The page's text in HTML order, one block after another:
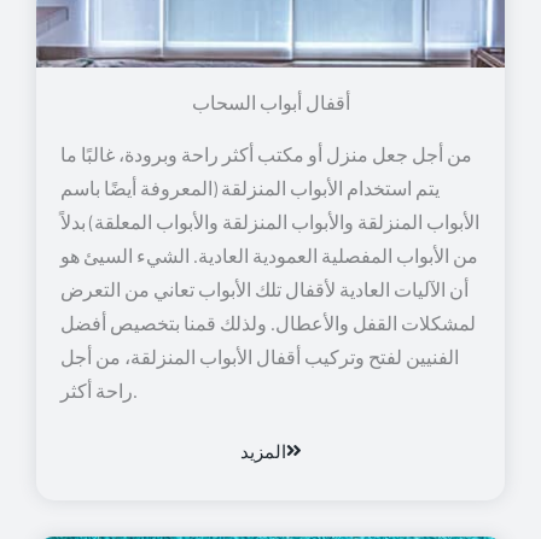
أقفال أبواب السحاب
من أجل جعل منزل أو مكتب أكثر راحة وبرودة، غالبًا ما
يتم استخدام الأبواب المنزلقة (المعروفة أيضًا باسم
الأبواب المنزلقة والأبواب المنزلقة والأبواب المعلقة) بدلاً
من الأبواب المفصلية العمودية العادية. الشيء السيئ هو
أن الآليات العادية لأقفال تلك الأبواب تعاني من التعرض
لمشكلات القفل والأعطال. ولذلك قمنا بتخصيص أفضل
الفنيين لفتح وتركيب أقفال الأبواب المنزلقة، من أجل
راحة أكثر.
المزيد